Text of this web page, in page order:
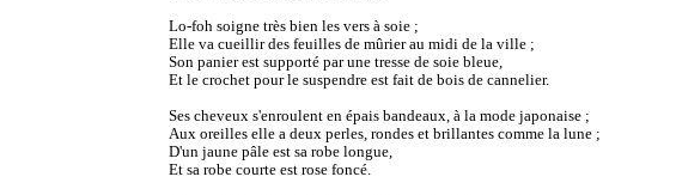
Lo-foh soigne très bien les vers à soie ;
Elle va cueillir des feuilles de mûrier au midi de la ville ;
Son panier est supporté par une tresse de soie bleue,
Et le crochet pour le suspendre est fait de bois de cannelier.
Ses cheveux s'enroulent en épais bandeaux, à la mode japonaise ;
Aux oreilles elle a deux perles, rondes et brillantes comme la lune ;
D'un jaune pâle est sa robe longue,
Et sa robe courte est rose foncé.